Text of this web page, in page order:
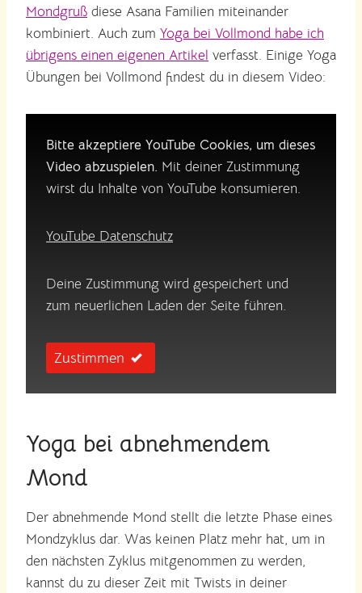
Mondgruß diese Asana Familien miteinander
kombiniert. Auch zum Yoga bei Vollmond habe ich
übrigens einen eigenen Artikel verfasst. Einige Yoga
Übungen bei Vollmond findest du in diesem Video:
Bitte akzeptiere YouTube Cookies, um dieses
Video abzuspielen. Mit deiner Zustimmung
wirst du Inhalte von YouTube konsumieren.
YouTube Datenschutz
Deine Zustimmung wird gespeichert und
zum neuerlichen Laden der Seite führen.
Zustimmen
Yoga bei abnehmendem
Mond
Der abnehmende Mond stellt die letzte Phase eines
Mondzyklus dar. Was keinen Platz mehr hat, um in
den nächsten Zyklus mitgenommen zu werden,
kannst du zu dieser Zeit mit Twists in deiner